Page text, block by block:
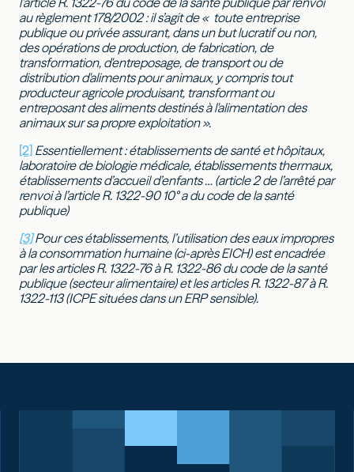
au règlement 178/2002 : il s’agit de « toute entreprise
publique ou privée assurant, dans un but lucratif ou non,
des opérations de production, de fabrication, de
transformation, d'entreposage, de transport ou de
distribution d'aliments pour animaux, y compris tout
producteur agricole produisant, transformant ou
entreposant des aliments destinés à l'alimentation des
animaux sur sa propre exploitation ».
[2] Essentiellement : établissements de santé et hôpitaux,
laboratoire de biologie médicale, établissements thermaux,
établissements d’accueil d’enfants … (article 2 de l’arrêté par
renvoi à l’article R. 1322-90 10° a du code de la santé
publique)
[3]Pour ces établissements, l’utilisation des eaux impropres
à la consommation humaine (ci-après EICH) est encadrée
par les articles R. 1322-76 à R. 1322-86 du code de la santé
publique (secteur alimentaire) et les articles R. 1322-87 à R.
1322-113 (ICPE situées dans un ERP sensible).